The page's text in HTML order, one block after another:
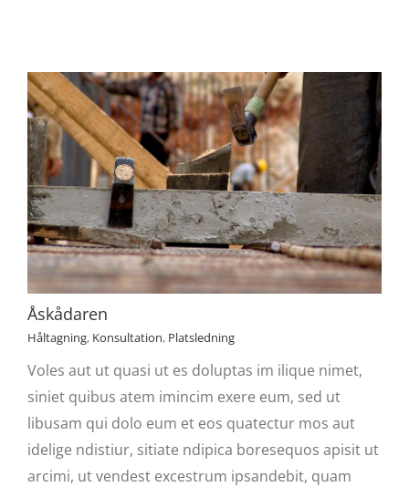
Åskådaren
Håltagning, Konsultation, Platsledning
Voles aut ut quasi ut es doluptas im ilique nimet,
siniet quibus atem imincim exere eum, sed ut
libusam qui dolo eum et eos quatectur mos aut
idelige ndistiur, sitiate ndipica boresequos apisit ut
arcimi, ut vendest excestrum ipsandebit, quam